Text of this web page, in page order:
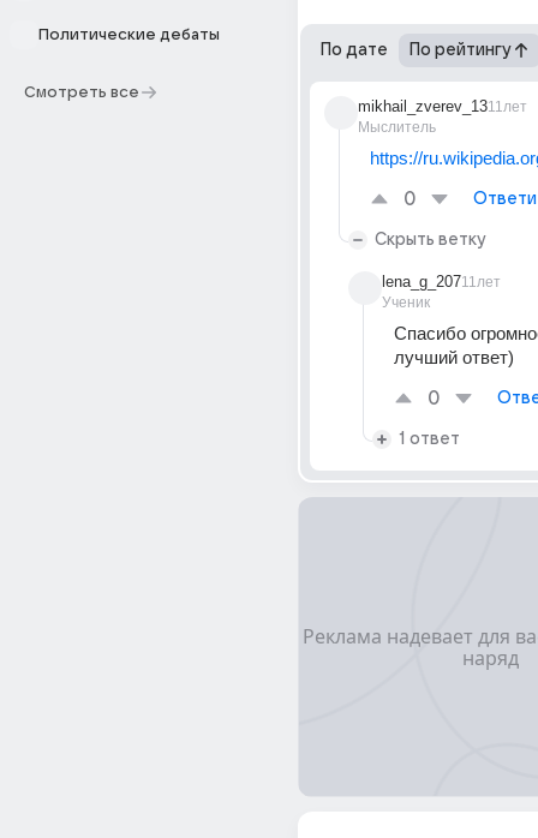
Политические дебаты
Смотреть все
По дате По рейтингу
mikhail_zverev_13
Мыслитель
11лет
https://
0
Скрыть ветку
lena_g_207
Ученик
11лет
Спасибо
лучший ответ)
0
1 ответ